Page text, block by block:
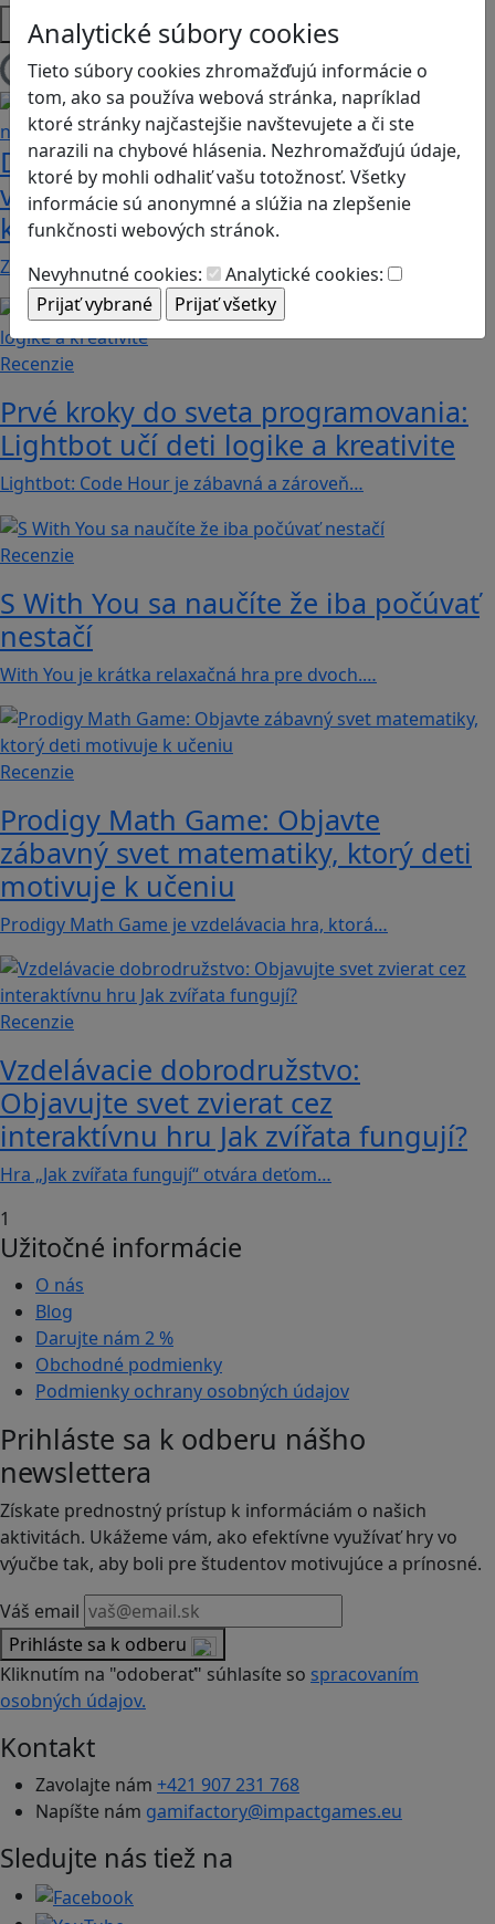
Analytické súbory cookies
Tieto súbory cookies zhromažďujú informácie o
tom, ako sa používa webová stránka, napríklad
ktoré stránky najčastejšie navštevujete a či ste
narazili na chybové hlásenia. Nezhromažďujú údaje,
ktoré by mohli odhaliť vašu totožnosť. Všetky
informácie sú anonymné a slúžia na zlepšenie
funkčnosti webových stránok.
Nevyhnutné cookies:
Analytické cookies:
Platformy
Načítam blogy
Dobrodružstvá Mimi a Lízy vo
videohre? Dvojica neoddeliteľných
kamarátok už aj ako herné postavy
Značku Mimi a Líza by sme mohli označiť priam za…
Recenzie
Prvé kroky do sveta programovania:
Lightbot učí deti logike a kreativite
Lightbot: Code Hour je zábavná a zároveň…
Recenzie
S With You sa naučíte že iba počúvať
nestačí
With You je krátka relaxačná hra pre dvoch.…
Recenzie
Prodigy Math Game: Objavte
zábavný svet matematiky, ktorý deti
motivuje k učeniu
Prodigy Math Game je vzdelávacia hra, ktorá…
Recenzie
Vzdelávacie dobrodružstvo:
Objavujte svet zvierat cez
interaktívnu hru Jak zvířata fungují?
Hra „Jak zvířata fungují“ otvára deťom…
1
Užitočné informácie
O nás
Blog
Darujte nám 2 %
Obchodné podmienky
Podmienky ochrany osobných údajov
Prihláste sa k odberu nášho
newslettera
Získate prednostný prístup k informáciám o našich
aktivitách. Ukážeme vám, ako efektívne využívať hry vo
výučbe tak, aby boli pre študentov motivujúce a prínosné.
Váš email
Prihláste sa k odberu
Kliknutím na "odoberať" súhlasíte so spracovaním
osobných údajov.
Kontakt
Zavolajte nám +421 907 231 768
Napíšte nám gamifactory@impactgames.eu
Sledujte nás tiež na